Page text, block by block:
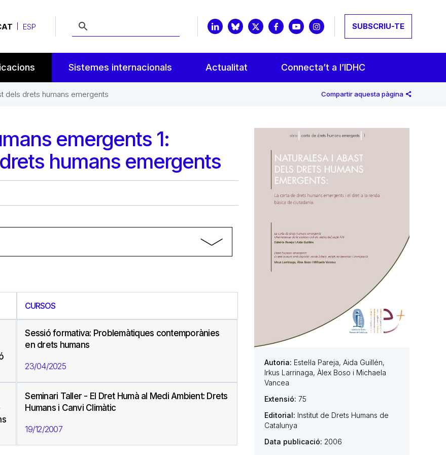
ESP SUBSCRIU-TE
Sistemes internacionals Actualitat Connecta’t a l’IDHC
dels drets humans emergents Compartir aquesta pàgina
emergents 1:
humans emergents
CURSOS
Sessió formativa: Problemàtiques contemporànies
en drets humans
23/04/2025
Seminari Taller - El Dret Humà al Medi Ambient: Drets
Humans i Canvi Climàtic
19/12/2007
Autoria: Estel·la Pareja, Aida Guillén,
Irkus Larrinaga, Àlex Boso i Michaela
Vancea
Extensió: 75
Editorial: Institut de Drets Humans de
Catalunya
Data publicació: 2006